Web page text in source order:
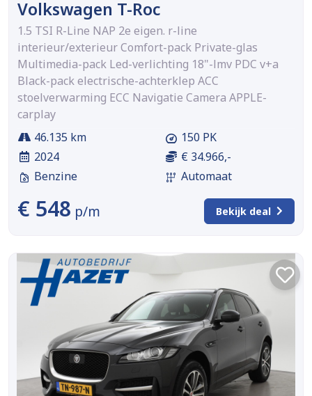
Volkswagen T-Roc
1.5 TSI R-Line NAP 2e eigen. r-line
interieur/exterieur Comfort-pack Private-glas
Multimedia-pack Led-verlichting 18"-lmv PDC v+a
Black-pack electrische-achterklep ACC
stoelverwarming ECC Navigatie Camera APPLE-
carplay
46.135 km
2024
Benzine
150 PK
€ 34.966,-
Automaat
€ 548 p/m Bekijk deal